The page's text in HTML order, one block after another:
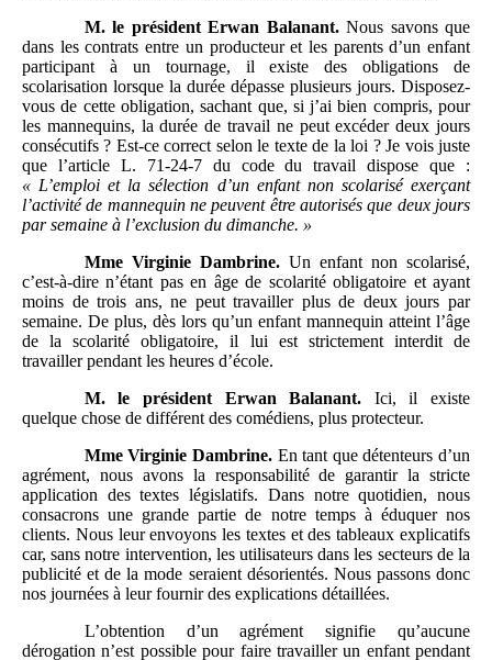
M. le président Erwan Balanant.Nous savons que
dans les contrats entre un producteur et les parents d’un enfant
participant à un tournage, il existe des obligations de
scolarisation lorsque la durée dépasse plusieurs jours. Disposez-
vous de cette obligation, sachant que, si j’ai bien compris, pour
les mannequins, la durée de travail ne peut excéder deux jours
consécutifs ? Est-ce correct selon le texte de la loi ? Je vois juste
que l’article L. 71-24-7 du code du travail dispose que :
« L’emploi et la sélection d’un enfant non scolarisé exerçant
l’activité de mannequin ne peuvent être autorisés que deux jours
par semaine à l’exclusion du dimanche. »
Mme Virginie Dambrine.Un enfant non scolarisé,
c’est-à-dire n’étant pas en âge de scolarité obligatoire et ayant
moins de trois ans, ne peut travailler plus de deux jours par
semaine. De plus, dès lors qu’un enfant mannequin atteint l’âge
de la scolarité obligatoire, il lui est strictement interdit de
travailler pendant les heures d’école.
M.
le président Erwan Balanant. Ici, il existe
quelque chose de différent des comédiens, plus protecteur.
Mme Virginie Dambrine.En tant que détenteurs d’un
agrément, nous avons la responsabilité de garantir la stricte
application des textes législatifs. Dans notre quotidien, nous
consacrons une grande partie de notre temps à éduquer nos
clients. Nous leur envoyons les textes et des tableaux explicatifs
car, sans notre intervention, les utilisateurs dans les secteurs de la
publicité et de la mode seraient désorientés. Nous passons donc
nos journées à leur fournir des explications détaillées.
L’obtention d’un agrément signifie qu’aucune
dérogation n’est possible pour faire travailler un enfant pendant